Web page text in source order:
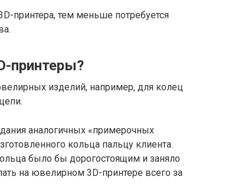
принтера, тем меньше потребуется
принтеры?
изделий, например, для колец
аналогичных «примерочных
кольца пальцу клиента.
было бы дорогостоящим и заняло
на ювелирном 3D-принтере всего за